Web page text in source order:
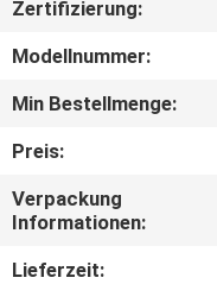
FABRIK-
TOUR
KONTAKTIERE
Zertifizierung:
Modellnummer:
Min Bestellmenge:
Preis:
Verpackung
Informationen:
Lieferzeit: